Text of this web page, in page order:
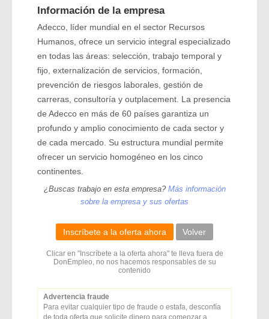
Información de la empresa
Adecco, líder mundial en el sector Recursos
Humanos, ofrece un servicio integral especializado
en todas las áreas: selección, trabajo temporal y
fijo, externalización de servicios, formación,
prevención de riesgos laborales, gestión de
carreras, consultoría y outplacement. La presencia
de Adecco en más de 60 países garantiza un
profundo y amplio conocimiento de cada sector y
de cada mercado. Su estructura mundial permite
ofrecer un servicio homogéneo en los cinco
continentes.
¿Buscas trabajo en esta empresa? Más información
sobre la empresa y sus ofertas
Inscríbete a la oferta ahora Volver
Clicar en "Inscríbete a la oferta ahora" te lleva fuera de
DonEmpleo, no nos hacemos responsables de su
contenido
Advertencia fraude
Para evitar cualquier tipo de fraude o estafa, desconfía
de toda oferta que solicite dinero para comenzar a